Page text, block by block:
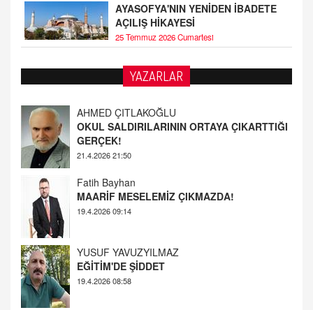
AYASOFYA'NIN YENİDEN İBADETE
AÇILIŞ HİKAYESİ
25 Temmuz 2026 Cumartesi
YAZARLAR
AHMED ÇITLAKOĞLU
OKUL SALDIRILARININ ORTAYA ÇIKARTTIĞI
21.4.2026 21:50
Fatih Bayhan
MAARİF MESELEMİZ ÇIKMAZDA!
YUSUF YAVUZYILMAZ